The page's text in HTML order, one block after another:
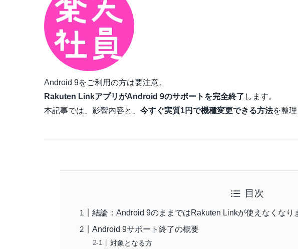
Android 9をご利用の方は要注意。
Rakuten LinkアプリがAndroid 9のサポートを完全終了 します。
本記事では、影響内容と、 今すぐ実質1円で機種変更できる方法を整理
目次
結論：Android 9のままではRakuten Linkが使えなくなり
Android 9サポート終了の概要
対象となる方